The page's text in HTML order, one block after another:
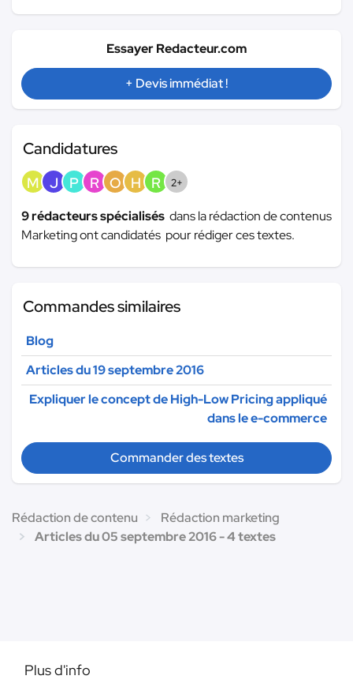
Essayer Redacteur.com
+ Devis immédiat !
Candidatures
M J P R O H R 2+
9 rédacteurs spécialisés dans la rédaction de contenus
Marketing ont candidatés pour rédiger ces textes.
Commandes similaires
Blog
Articles du 19 septembre 2016
Expliquer le concept de High-Low Pricing appliqué
dans le e-commerce
Commander des textes
Rédaction de contenu
Rédaction marketing
Articles du 05 septembre 2016 - 4 textes
Plus d'info